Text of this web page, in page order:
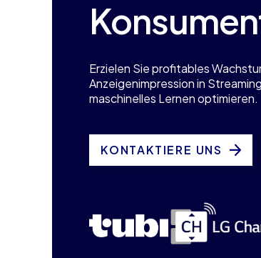
Erzielen Sie profitables
Anzeigenimpression in
maschinelles Lernen optimieren.
KONTAKTIERE UNS